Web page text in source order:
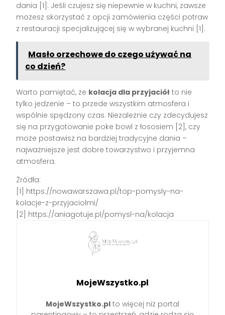
dania [1]. Jeśli czujesz się niepewnie w kuchni, zawsze
możesz skorzystać z opcji zamówienia części potraw
z restauracji specjalizującej się w wybranej kuchni [1].
Masło orzechowe do czego używać na
co dzień?
Warto pamiętać, że kolacja dla przyjaciół to nie
tylko jedzenie – to przede wszystkim atmosfera i
wspólnie spędzony czas. Niezależnie czy zdecydujesz
się na przygotowanie poke bowl z łososiem [2], czy
może postawisz na bardziej tradycyjne dania –
najważniejsze jest dobre towarzystwo i przyjemna
atmosfera.
Źródła:
[1] https://nowawarszawa.pl/top-pomysly-na-
kolacje-z-przyjaciolmi/
[2] https://aniagotuje.pl/pomysl-na/kolacja
MojeWszystko.pl
MojeWszystko.pl to więcej niż portal